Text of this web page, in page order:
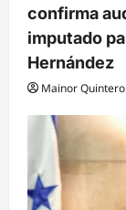
confirma
imputado
Hernández
Mainor Quintero